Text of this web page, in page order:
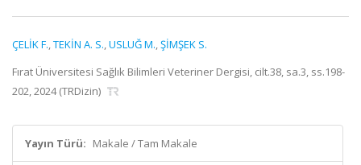
ÇELİK F.,TEKİN A. S.,USLUĞ M.,ŞİMŞEK S.
Fırat Üniversitesi Sağlık Bilimleri Veteriner Dergisi, cilt.38, sa.3, ss.198-
202, 2024 (TRDizin)
Yayın Türü: Makale / Tam Makale